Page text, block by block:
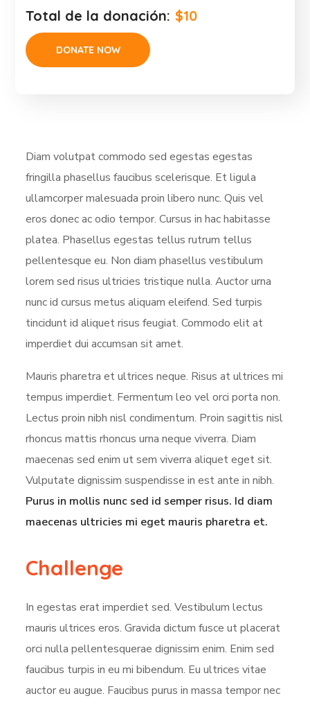
Total de la donación: $10
Diam volutpat commodo sed egestas egestas
fringilla phasellus faucibus scelerisque. Et ligula
ullamcorper malesuada proin libero nunc. Quis vel
eros donec ac odio tempor. Cursus in hac habitasse
platea. Phasellus egestas tellus rutrum tellus
pellentesque eu. Non diam phasellus vestibulum
lorem sed risus ultricies tristique nulla. Auctor urna
nunc id cursus metus aliquam eleifend. Sed turpis
tincidunt id aliquet risus feugiat. Commodo elit at
imperdiet dui accumsan sit amet.
Mauris pharetra et ultrices neque. Risus at ultrices mi
tempus imperdiet. Fermentum leo vel orci porta non.
Lectus proin nibh nisl condimentum. Proin sagittis nisl
rhoncus mattis rhoncus urna neque viverra. Diam
maecenas sed enim ut sem viverra aliquet eget sit.
Vulputate dignissim suspendisse in est ante in nibh.
Purus in mollis nunc sed id semper risus. Id diam
maecenas ultricies mi eget mauris pharetra et.
Challenge
In egestas erat imperdiet sed. Vestibulum lectus
mauris ultrices eros. Gravida dictum fusce ut placerat
orci nulla pellentesquerae dignissim enim. Enim sed
faucibus turpis in eu mi bibendum. Eu ultrices vitae
auctor eu augue. Faucibus purus in massa tempor nec